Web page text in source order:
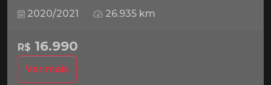
2020/2021 26.935 km
R$ 16.990
Ver mais